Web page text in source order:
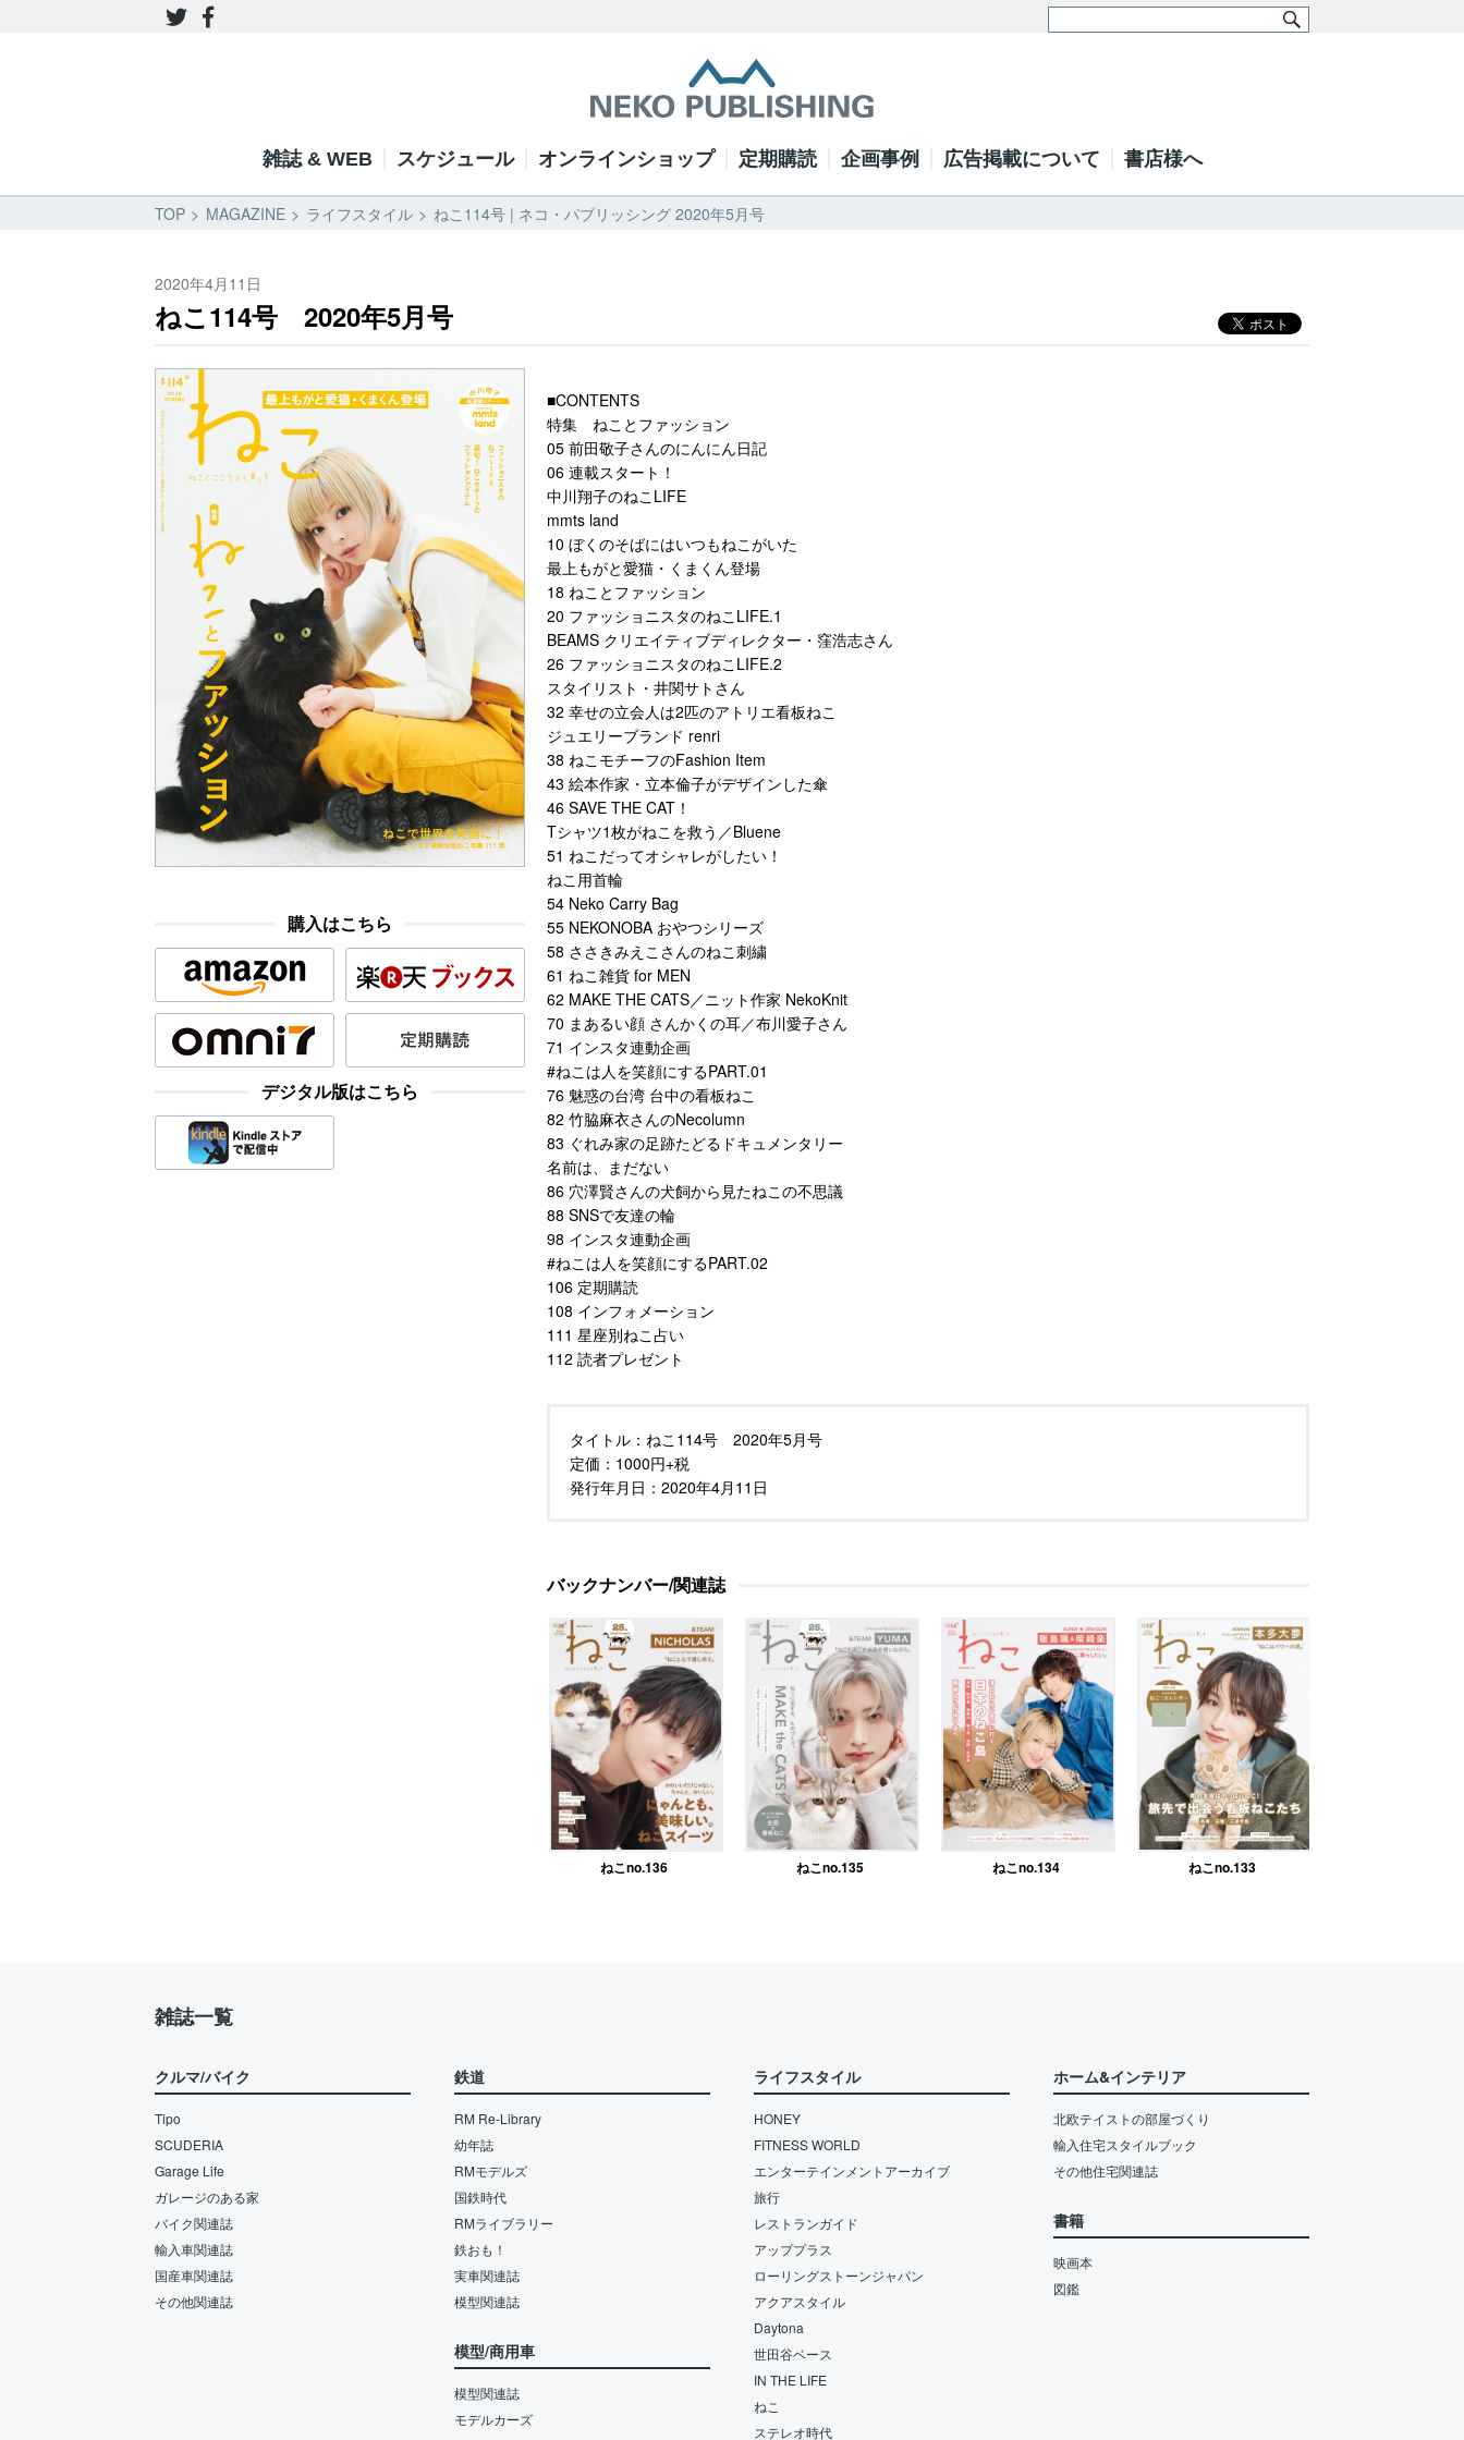
雑誌 & WEB スケジュール オンラインショップ 定期購読 企画事例 広告掲載について 書店様へ
TOP MAGAZINE ライフスタイル ねこ114号 | ネコ・パブリッシング 2020年5月号
2020年4月11日
ねこ114号 2020年5月号
購入はこちら
デジタル版はこちら
■CONTENTS
特集 ねことファッション
05 前田敬子さんのにんにん日記
06 連載スタート！
中川翔子のねこLIFE
mmts land
10 ぼくのそばにはいつもねこがいた
最上もがと愛猫・くまくん登場
18 ねことファッション
20 ファッショニスタのねこLIFE.1
BEAMS クリエイティブディレクター・窪浩志さん
26 ファッショニスタのねこLIFE.2
スタイリスト・井関サトさん
32 幸せの立会人は2匹のアトリエ看板ねこ
ジュエリーブランド renri
38 ねこモチーフのFashion Item
43 絵本作家・立本倫子がデザインした傘
46 SAVE THE CAT！
Tシャツ1枚がねこを救う／Bluene
51 ねこだってオシャレがしたい！
ねこ用首輪
54 Neko Carry Bag
55 NEKONOBA おやつシリーズ
58 ささきみえこさんのねこ刺繍
61 ねこ雑貨 for MEN
62 MAKE THE CATS／ニット作家 NekoKnit
70 まあるい顔 さんかくの耳／布川愛子さん
71 インスタ連動企画
#ねこは人を笑顔にするPART.01
76 魅惑の台湾 台中の看板ねこ
82 竹脇麻衣さんのNecolumn
83 ぐれみ家の足跡たどるドキュメンタリー
名前は、まだない
86 穴澤賢さんの犬飼から見たねこの不思議
88 SNSで友達の輪
98 インスタ連動企画
#ねこは人を笑顔にするPART.02
106 定期購読
108 インフォメーション
111 星座別ねこ占い
112 読者プレゼント
タイトル： ねこ114号 2020年5月号
定価： 1000円+税
発行年月日： 2020年4月11日
バックナンバー/関連誌
ねこno.136 ねこno.135 ねこno.134 ねこno.133
雑誌一覧
クルマ/バイク
Tipo
SCUDERIA
Garage Life
ガレージのある家
バイク関連誌
輸入車関連誌
国産車関連誌
その他関連誌
鉄道
RM Re-Library
幼年誌
RMモデルズ
国鉄時代
RMライブラリー
鉄おも！
実車関連誌
模型関連誌
模型/商用車
模型関連誌
モデルカーズ
ライフスタイル
HONEY
FITNESS WORLD
エンターテインメントアーカイブ
旅行
レストランガイド
アッププラス
ローリングストーンジャパン
アクアスタイル
Daytona
世田谷ベース
IN THE LIFE
ねこ
ステレオ時代
ホーム&インテリア
北欧テイストの部屋づくり
輸入住宅スタイルブック
その他住宅関連誌
書籍
映画本
図鑑